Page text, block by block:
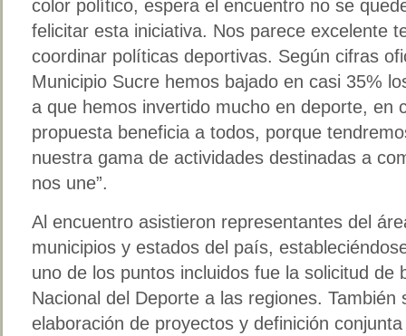
color político, espera el encuentro no se
felicitar esta iniciativa. Nos parece excelente
coordinar políticas deportivas. Según cifras
Municipio Sucre hemos bajado en casi 35%
a que hemos invertido mucho en deporte, en
propuesta beneficia a todos, porque
nuestra gama de actividades destinadas a
nos une”.
Al encuentro asistieron representantes del
municipios y estados del país,
uno de los puntos incluidos fue la solicitud de
Nacional del Deporte a las regiones.
elaboración de proyectos y definición